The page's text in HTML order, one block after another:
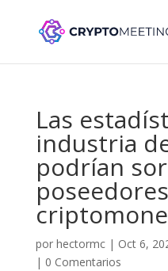
Las
industria
podrían
por hectormc| Oct 6,
| 0 Comentarios